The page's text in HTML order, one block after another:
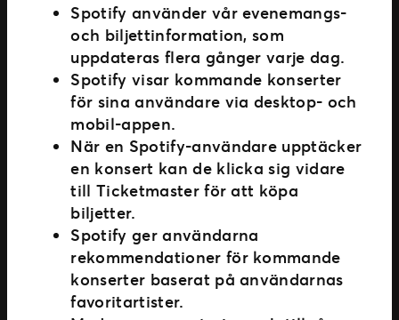
Spotify använder vår evenemangs-
och biljettinformation, som
uppdateras flera gånger varje dag.
Spotify visar kommande konserter
för sina användare via desktop- och
mobil-appen.
När en Spotify-användare upptäcker
en konsert kan de klicka sig vidare
till Ticketmaster för att köpa
biljetter.
Spotify ger användarna
rekommendationer för kommande
konserter baserat på användarnas
favoritartister.